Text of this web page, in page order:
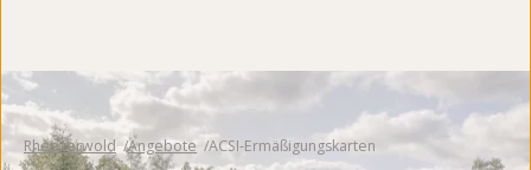
Rheezerwold Angebote ACSI-Ermäßigungskarten